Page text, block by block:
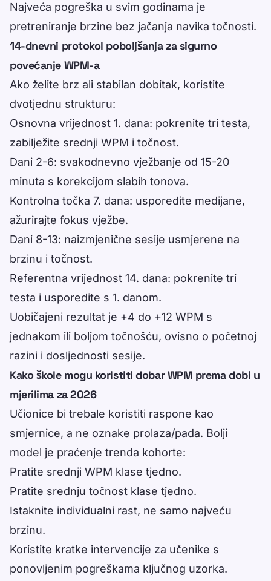
Najveća pogreška u svim godinama je
pretreniranje brzine bez jačanja navika točnosti.
14-dnevni protokol poboljšanja za sigurno
povećanje WPM-a
Ako želite brz ali stabilan dobitak, koristite
dvotjednu strukturu:
Osnovna vrijednost 1. dana: pokrenite tri testa,
zabilježite srednji WPM i točnost.
Dani 2-6: svakodnevno vježbanje od 15-20
minuta s korekcijom slabih tonova.
Kontrolna točka 7. dana: usporedite medijane,
ažurirajte fokus vježbe.
Dani 8-13: naizmjenične sesije usmjerene na
brzinu i točnost.
Referentna vrijednost 14. dana: pokrenite tri
testa i usporedite s 1. danom.
Uobičajeni rezultat je +4 do +12 WPM s
jednakom ili boljom točnošću, ovisno o početnoj
razini i dosljednosti sesije.
Kako škole mogu koristiti dobar WPM prema dobi u
mjerilima za 2026
Učionice bi trebale koristiti raspone kao
smjernice, a ne oznake prolaza/pada. Bolji
model je praćenje trenda kohorte:
Pratite srednji WPM klase tjedno.
Pratite srednju točnost klase tjedno.
Istaknite individualni rast, ne samo najveću
brzinu.
Koristite kratke intervencije za učenike s
ponovljenim pogreškama ključnog uzorka.